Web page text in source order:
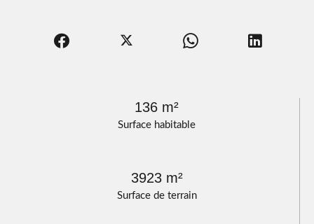
Surface habitable
136 m²
Surface de terrain
3923 m²